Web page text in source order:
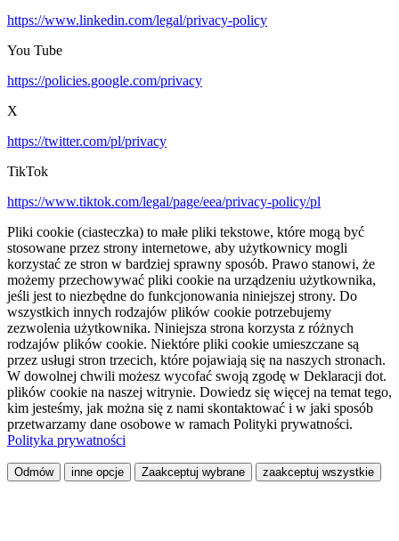
https://www.linkedin.com/legal/privacy-policy
You Tube
https://policies.google.com/privacy
X
https://twitter.com/pl/privacy
TikTok
https://www.tiktok.com/legal/page/eea/privacy-policy/pl
Pliki cookie (ciasteczka) to małe pliki tekstowe, które mogą być
stosowane przez strony internetowe, aby użytkownicy mogli
korzystać ze stron w bardziej sprawny sposób. Prawo stanowi, że
możemy przechowywać pliki cookie na urządzeniu użytkownika,
jeśli jest to niezbędne do funkcjonowania niniejszej strony. Do
wszystkich innych rodzajów plików cookie potrzebujemy
zezwolenia użytkownika. Niniejsza strona korzysta z różnych
rodzajów plików cookie. Niektóre pliki cookie umieszczane są
przez usługi stron trzecich, które pojawiają się na naszych stronach.
W dowolnej chwili możesz wycofać swoją zgodę w Deklaracji dot.
plików cookie na naszej witrynie. Dowiedz się więcej na temat tego,
kim jesteśmy, jak można się z nami skontaktować i w jaki sposób
przetwarzamy dane osobowe w ramach Polityki prywatności.
Polityka prywatności
Odmów inne opcje Zaakceptuj wybrane zaakceptuj wszystkie